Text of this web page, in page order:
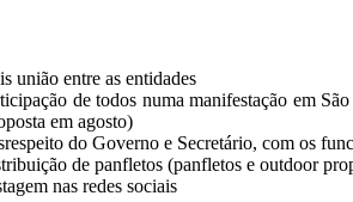
união entre as entidades
de todos numa manifestação em
em agosto)
do Governo e Secretário, com os
de panfletos (panfletos e outdoor
nas redes sociais